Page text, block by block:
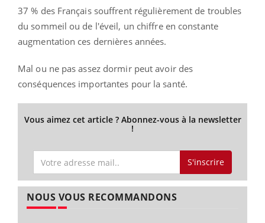
37 % des Français souffrent régulièrement de troubles
du sommeil ou de l'éveil, un chiffre en constante
augmentation ces dernières années.
Mal ou ne pas assez dormir peut avoir des
conséquences importantes pour la santé.
Vous aimez cet article ? Abonnez-vous à la newsletter
!
S'inscrire
NOUS VOUS RECOMMANDONS